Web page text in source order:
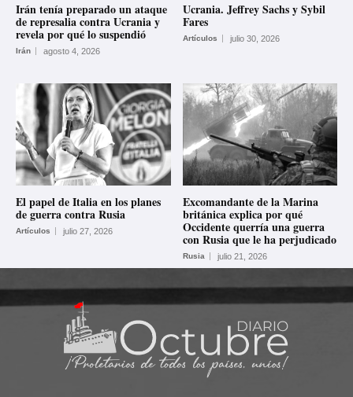
Irán tenía preparado un ataque
de represalia contra Ucrania y
revela por qué lo suspendió
Irán agosto 4, 2026
Ucrania. Jeffrey Sachs y Sybil
Fares
Artículos julio 30, 2026
El papel de Italia en los planes
de guerra contra Rusia
Artículos julio 27, 2026
Excomandante de la Marina
británica explica por qué
Occidente querría una guerra
con Rusia que le ha perjudicado
Rusia julio 21, 2026